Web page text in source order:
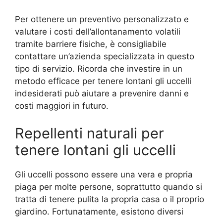
Per ottenere un preventivo personalizzato e
valutare i costi dell’allontanamento volatili
tramite barriere fisiche, è consigliabile
contattare un’azienda specializzata in questo
tipo di servizio. Ricorda che investire in un
metodo efficace per tenere lontani gli uccelli
indesiderati può aiutare a prevenire danni e
costi maggiori in futuro.
Repellenti naturali per
tenere lontani gli uccelli
Gli uccelli possono essere una vera e propria
piaga per molte persone, soprattutto quando si
tratta di tenere pulita la propria casa o il proprio
giardino. Fortunatamente, esistono diversi